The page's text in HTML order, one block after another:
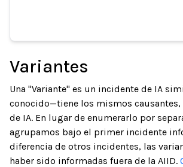
Variantes
Una "Variante" es un incidente de IA
conocido—tiene los mismos causantes,
de IA. En lugar de enumerarlo por
agrupamos bajo el primer incidente
diferencia de otros incidentes, las
haber sido informadas fuera de la AIID.